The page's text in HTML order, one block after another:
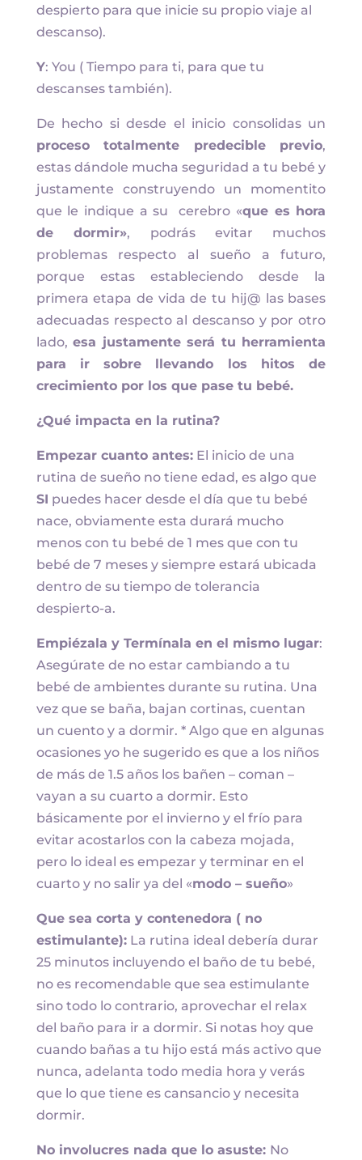
despierto para que inicie su propio viaje al
descanso).
Y: You ( Tiempo para ti, para que tu
descanses también).
De hecho si desde el inicio consolidas un
proceso totalmente predecible previo,
estas dándole mucha seguridad a tu bebé y
justamente construyendo un momentito
que le indique a su cerebro «que es hora
de dormir», podrás evitar muchos
problemas respecto al sueño a futuro,
porque estas estableciendo desde la
primera etapa de vida de tu hij@ las bases
adecuadas respecto al descanso y por otro
lado,esa justamente será tu herramienta
para ir sobre llevando los hitos de
crecimiento por los que pase tu bebé.
¿Qué impacta en la rutina?
Empezar cuanto antes:El inicio de una
rutina de sueño no tiene edad, es algo que
SI puedes hacer desde el día que tu bebé
nace, obviamente esta durará mucho
menos con tu bebé de 1 mes que con tu
bebé de 7 meses y siempre estará ubicada
dentro de su tiempo de tolerancia
despierto-a.
Empiézala y Termínala en el mismo lugar:
Asegúrate de no estar cambiando a tu
bebé de ambientes durante su rutina. Una
vez que se baña, bajan cortinas, cuentan
un cuento y a dormir. * Algo que en algunas
ocasiones yo he sugerido es que a los niños
de más de 1.5 años los bañen – coman –
vayan a su cuarto a dormir. Esto
básicamente por el invierno y el frío para
evitar acostarlos con la cabeza mojada,
pero lo ideal es empezar y terminar en el
cuarto y no salir ya del «modo – sueño»
Que sea corta y contenedora ( no
estimulante):La rutina ideal debería durar
25 minutos incluyendo el baño de tu bebé,
no es recomendable que sea estimulante
sino todo lo contrario, aprovechar el relax
del baño para ir a dormir. Si notas hoy que
cuando bañas a tu hijo está más activo que
nunca, adelanta todo media hora y verás
que lo que tiene es cansancio y necesita
dormir.
No involucres nada que lo asuste: No